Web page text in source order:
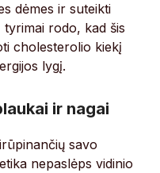
dėmes ir suteikti
rodo, kad šis
cholesterolio kiekį
lygį.
ir nagai
savo
nepaslėps vidinio